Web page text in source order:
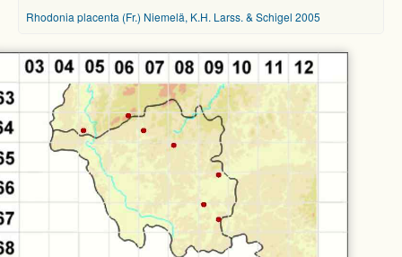
Rhodonia placenta (Fr.) Niemelä, K.H. Larss. & Schigel 2005